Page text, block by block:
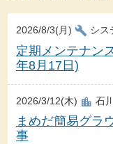
2026/8/3(月) build シス
定期メンテナン
年8月17日)
2026/3/12(木) location_city 石
まめだ簡易グラ
事